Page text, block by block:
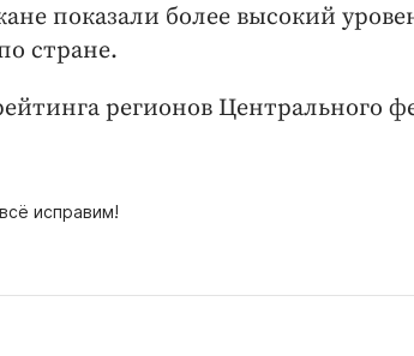
показали более высокий
стране.
регионов Центрального
исправим!